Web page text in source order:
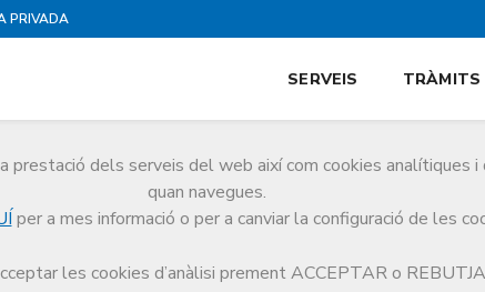
PRIVADA
dels serveis del web així com cookies analítiques i
quan navegues.
per a mes informació o per a canviar la configuració de les
les cookies d’anàlisi prement ACCEPTAR o
SERVEIS TRÀMITS
Ajuts i prestacions del programa Ajut per a la llar d'infants